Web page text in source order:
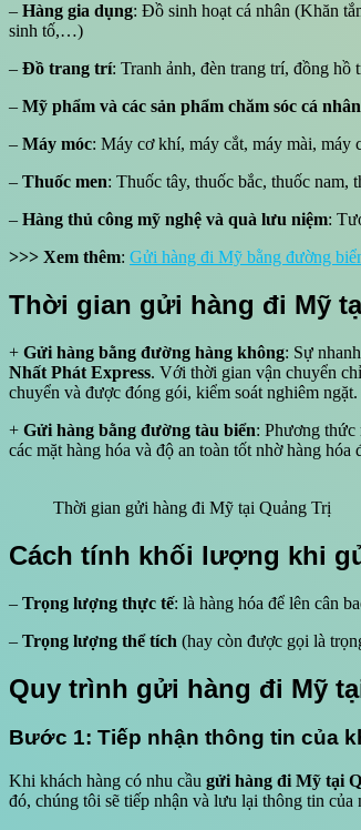
– Hàng gia dụng: Đồ sinh hoạt cá nhân (Khăn
sinh tố,…)
– Đồ trang trí: Tranh ảnh, đèn trang trí, đồng
– Mỹ phẩm và các sản phẩm chăm sóc cá nhân
– Máy móc: Máy cơ khí, máy cắt, máy mài,
– Thuốc men: Thuốc tây, thuốc bắc, thuốc
– Hàng thủ công mỹ nghệ và quà lưu niệm:
>>> Xem thêm: Gửi hàng đi Mỹ bằng đường
Thời gian gửi hàng đi Mỹ
+ Gửi hàng bằng đường hàng không: Sự
Nhất Phát Express. Với thời gian vận chuyển
chuyển và được đóng gói, kiểm soát nghiêm ngặt.
+ Gửi hàng bằng đường tàu biển: Phương thức
các mặt hàng hóa và độ an toàn tốt nhờ hàng
Thời gian gửi hàng đi Mỹ tại Quảng Trị
Cách tính khối lượng khi
– Trọng lượng thực tế: là hàng hóa để lên cân
– Trọng lượng thể tích (hay còn được gọi là
Quy trình gửi hàng đi Mỹ
Bước 1: Tiếp nhận thông tin của
Khi khách hàng có nhu cầu gửi hàng đi Mỹ tại
đó, chúng tôi sẽ tiếp nhận và lưu lại thông tin